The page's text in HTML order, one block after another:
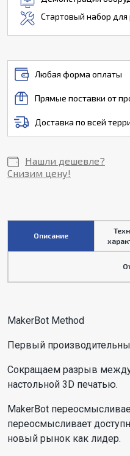
Стартовый набор для
Любая форма оплаты
Прямые поставки от
Доставка по всей
Нашли дешевле?
Снизим цену!
Описание
MakerBot Method
Первый
Сокращаем разрыв
настольной 3D печатью.
MakerBot
переосмысливает
новый рынок как лидер.